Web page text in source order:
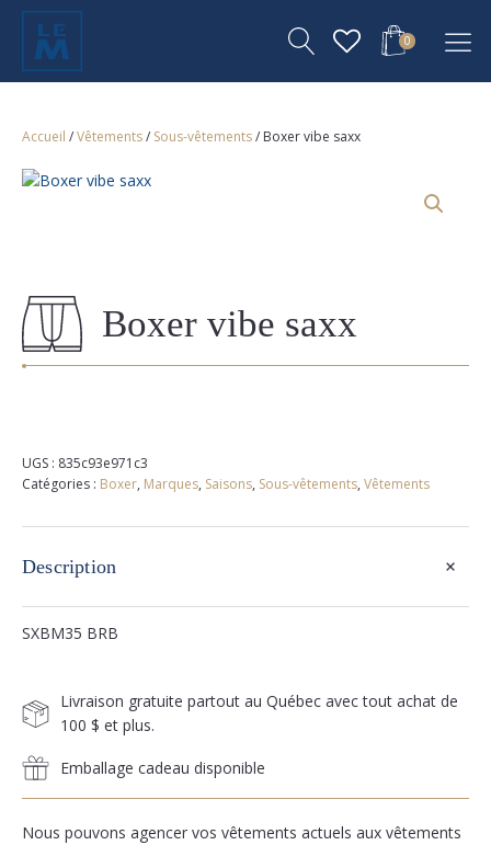
0
Accueil /Vêtements/ Sous-vêtements/ Boxer vibe saxx
Boxer vibe saxx
UGS : 835c93e971c3
Catégories : Boxer, Marques, Saisons, Sous-vêtements, Vêtements
Description +
SXBM35 BRB
Livraison gratuite partout au Québec avec tout achat de
100 $ et plus.
Emballage cadeau disponible
Nous pouvons agencer vos vêtements actuels aux vêtements